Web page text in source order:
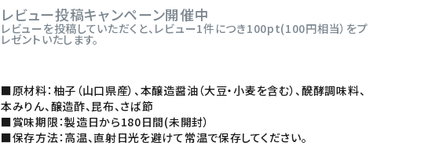
レビュー投稿キャンペーン開催中
レビューを投稿していただくと、レビュー1件につき100pt(100円相当）をプ
レゼントいたします。
■原材料：柚子（山口県産）、本醸造醤油（大豆・小麦を含む）、醗酵調味料、
本みりん、醸造酢、昆布、さば節
■賞味期限：製造日から180日間(未開封）
■保存方法：高温、直射日光を避けて常温で保存してください。